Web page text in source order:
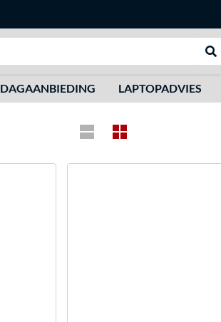
DAGAANBIEDING LAPTOPADVIES